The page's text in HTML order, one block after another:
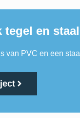
tegel en
van PVC en een